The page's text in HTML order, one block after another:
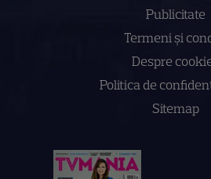
Publicitate
Termeni și
Despre
Politica de
Sitemap